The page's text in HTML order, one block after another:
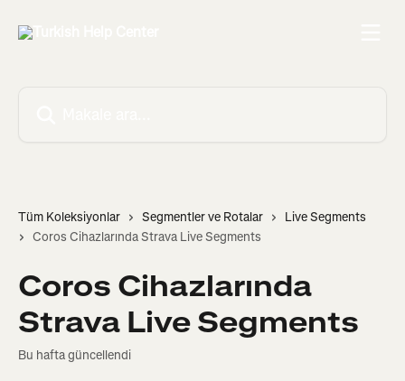
Tüm Koleksiyonlar Segmentler ve Rotalar
Live Segments
Coros Cihazlarında Strava Live Segments
Coros Cihazlarında
Strava Live Segments
Bu hafta güncellendi